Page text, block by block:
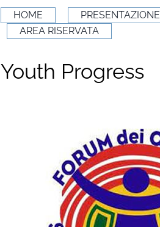
HOME PRESENTAZIONE
AREA RISERVATA
Youth Progress